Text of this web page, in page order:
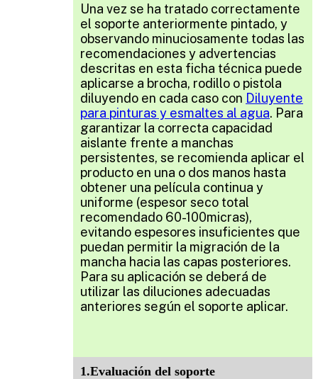
Una vez se ha tratado correctamente
el soporte anteriormente pintado, y
observando minuciosamente todas las
recomendaciones y advertencias
descritas en esta ficha técnica puede
aplicarse a brocha, rodillo o pistola
diluyendo en cada caso con Diluyente
para pinturas y esmaltes al agua. Para
garantizar la correcta capacidad
aislante frente a manchas
persistentes, se recomienda aplicar el
producto en una o dos manos hasta
obtener una película continua y
uniforme (espesor seco total
recomendado 60-100micras),
evitando espesores insuficientes que
puedan permitir la migración de la
mancha hacia las capas posteriores.
Para su aplicación se deberá de
utilizar las diluciones adecuadas
anteriores según el soporte aplicar.
1.Evaluación del soporte